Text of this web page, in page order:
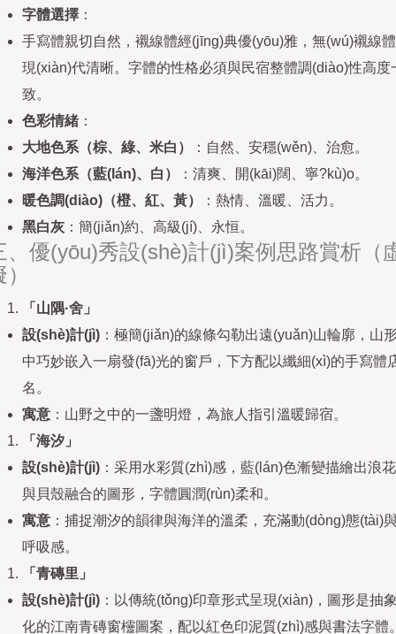
字體選擇 ：
手寫體親切自然，襯線體經(jīng)典優(yōu)雅，無(wú)襯線體
現(xiàn)代清晰。字體的性格必須與民宿整體調(diào)性高度
致。
色彩情緒 ：
大地色系（棕、綠、米白）
：自然、安穩(wěn)、治愈。
海洋色系（藍(lán)、白）
：清爽、開(kāi)闊、寧?kù)o。
暖色調(diào)（橙、紅、黃）
：熱情、溫暖、活力。
黑白灰 ：簡(jiǎn)約、高級(jí)、永恒。
、優(yōu)秀設(shè)計(jì)案例思路賞析（
「山隅·舍」
設(shè)計(jì) ：極簡(jiǎn)的線條勾勒出遠(yuǎn)山輪廓，山
中巧妙嵌入一扇發(fā)光的窗戶，下方配以纖細(xì)的手寫體
名。
寓意 ：山野之中的一盞明燈，為旅人指引溫暖歸宿。
「海汐」
設(shè)計(jì) ：采用水彩質(zhì)感，藍(lán)色漸變描繪出浪花
與貝殼融合的圖形，字體圓潤(rùn)柔和。
寓意 ：捕捉潮汐的韻律與海洋的溫柔，充滿動(dòng)態(tài)
呼吸感。
「青磚里」
設(shè)計(jì) ：以傳統(tǒng)印章形式呈現(xiàn)，圖形是抽
化的江南青磚窗欞圖案，配以紅色印泥質(zhì)感與書法字體